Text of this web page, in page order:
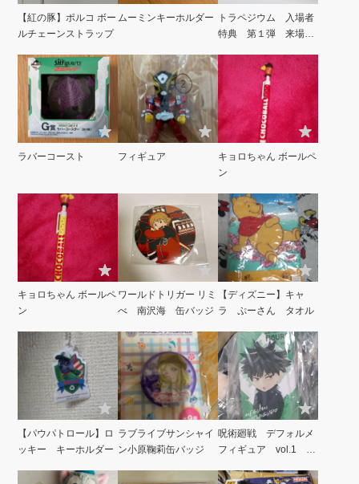
【紅の豚】ポルコ ボー
ルチェーンストラップ
ムーミンキーホルダー
トラペジウム 入場者
特典 第１弾 来場者
ラバーコースト フィギュア
キョロちゃん ボールペ
ン
キョロちゃん ボールペ
ン
ワールドトリガー リミ
べ 南沢海 缶バッジ
【ディズニー】キャ
ラ ぷーさん タオル
【パウパトロール】ロ
ッキー キーホルダー
ラブライブサンシャイ
ン小原鞠莉缶バッジ
呪術廻戦 デフォルメ
フィギュア vol.1 伏